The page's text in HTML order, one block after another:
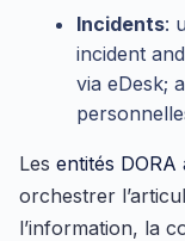
Incidents:
incident
via eDesk;
Les entités
orchestrer
l’information, la